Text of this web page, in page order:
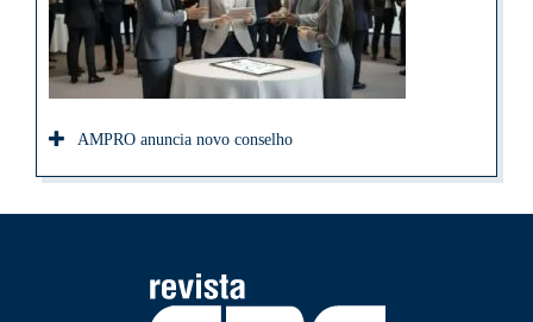
AMPRO anuncia novo conselho